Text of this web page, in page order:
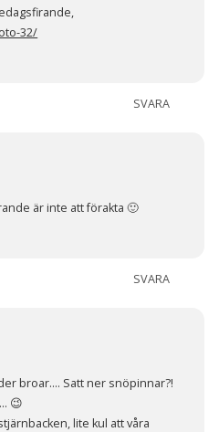
32/
SVARA
är inte att förakta 🙂
SVARA
broar…. Satt ner snöpinnar?!
😉
lite kul att våra